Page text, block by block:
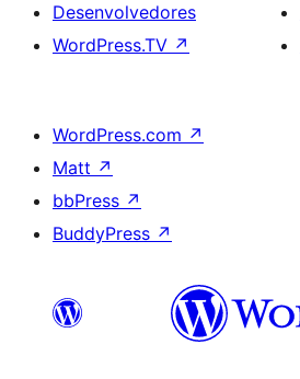
Desenvolvedores
WordPress.TV ↗
WordPress.com ↗
Matt ↗
bbPress ↗
BuddyPress ↗